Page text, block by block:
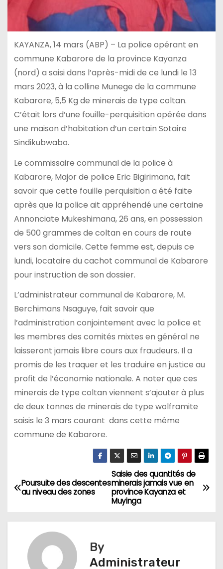
KAYANZA, 14 mars (ABP) – La police opérant en
commune Kabarore de la province Kayanza
(nord) a saisi dans l’après-midi de ce lundi le 13
mars 2023, à la colline Munege de la commune
Kabarore, 5,5 Kg de minerais de type coltan.
C’était lors d’une fouille-perquisition opérée dans
une maison d’habitation d’un certain Sotaire
Sindikubwabo.
Le commissaire communal de la police à
Kabarore, Major de police Eric Bigirimana, fait
savoir que cette fouille perquisition a été faite
après que la police ait appréhendé une certaine
Annonciate Mukeshimana, 26 ans, en possession
de 500 grammes de coltan en cours de route
vers son domicile. Cette femme est, depuis ce
lundi, locataire du cachot communal de Kabarore
pour instruction de son dossier.
L’administrateur communal de Kabarore, M.
Berchimans Nsaguye, fait savoir que
l’administration conjointement avec la police et
les membres des comités mixtes en général ne
laisseront jamais libre cours aux fraudeurs. Il a
promis de les traquer et les traduire en justice au
profit de l’économie nationale. A noter que ces
minerais de type coltan viennent s’ajouter à plus
de deux tonnes de minerais de type wolframite
saisis le 3 mars courant dans cette même
commune de Kabarore.
Navigation
de
l’article
Saisie des quantités de
minerais jamais vue en
province Kayanza et
Muyinga
Poursuite des descentes
au niveau des zones
By
Administrateur